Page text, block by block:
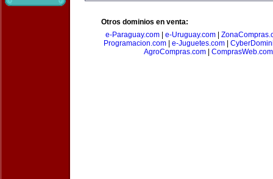
Otros dominios en venta:
e-Paraguay.com| e-Uruguay.com|
Programacion.com| e-Juguetes.com|
AgroCompras.com| ComprasWeb.com